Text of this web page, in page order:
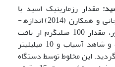
مقدار رزمارینیک اسید با
استفاده از روش نصیری بزنجانی و همکارن (2014) اندازه­
گیری شد (26). به این منظور، مقدار 100 میلی­گرم از بافت
خشک گیاهچه­های تیمار شده و شاهد آسیاب و 10 میلی­لیتر
گردید. این مخلوط توسط دستگاه